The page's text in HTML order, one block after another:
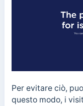
Per evitare ciò,
questo modo, i